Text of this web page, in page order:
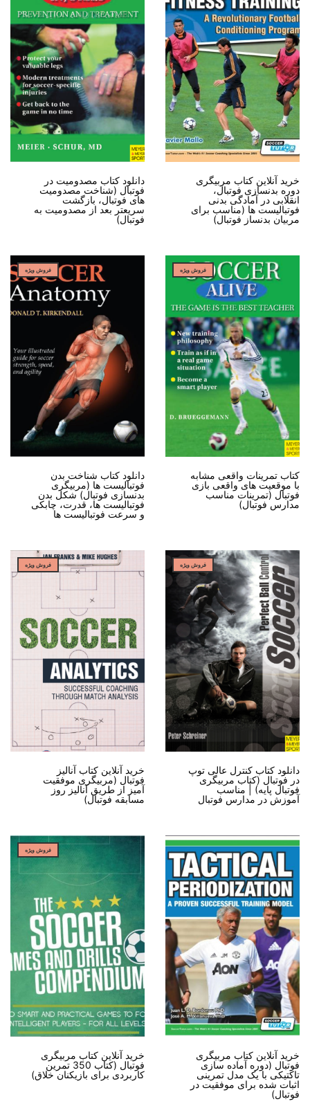
خرید آنلاین کتاب مربیگری
دوره بدنسازی فوتبال،
انقلابی در آمادگی بدنی
فوتبالیست ها (مناسب برای
مربیان بدنساز فوتبال)
دانلود کتاب مصدومیت در
فوتبال (شناخت مصدومیت
های فوتبال، بازگشت
سریعتر بعد از مصدومیت به
فوتبال)
فروش ویژه
کتاب تمرینات واقعی مشابه
با موقعیت های واقعی بازی
فوتبال (تمرینات مناسب
مدارس فوتبال)
فروش ویژه
دانلود کتاب شناخت بدن
فوتبالیست ها (مربیگری
بدنسازی فوتبال) شکل بدن
فوتبالیست ها، قدرت، چابکی
و سرعت فوتبالیست ها
فروش ویژه
دانلود کتاب کنترل عالی توپ
در فوتبال (کتاب مربیگری
فوتبال پایه) | مناسب
آموزش در مدارس فوتبال
فروش ویژه
خرید آنلاین کتاب آنالیز
فوتبال (مربیگری موفقیت
آمیز از طریق آنالیز روز
مسابقه فوتبال)
خرید آنلاین کتاب مربیگری
فوتبال (دوره آماده سازی
تاکتیکی با یک مدل تمرینی
اثبات شده برای موفقیت در
فوتبال)
فروش ویژه
خرید آنلاین کتاب مربیگری
فوتبال (کتاب 350 تمرین
کاربردی برای بازیکنان خلاق)